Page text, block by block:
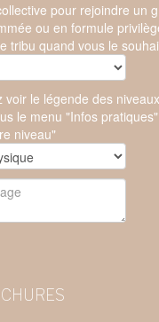
pour rejoindre un
ou en formule
tribu quand vous le
voir le légende des
le menu "Infos
niveau"